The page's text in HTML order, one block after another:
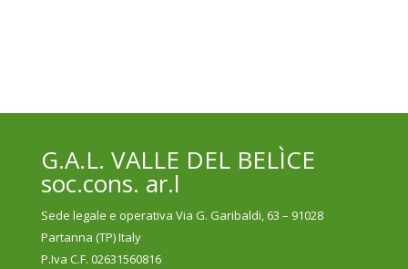
G.A.L. VALLE DEL BELÌCE
soc.cons. ar.l
Sede legale e operativa Via G. Garibaldi, 63 – 91028
Partanna (TP) Italy
P.Iva C.F. 02631560816